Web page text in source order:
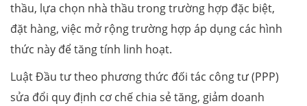
thầu, lựa chọn nhà thầu trong trường hợp đặc biệt,
đặt hàng, việc mở rộng trường hợp áp dụng các hình
thức này để tăng tính linh hoạt.
Luật Đầu tư theo phương thức đối tác công tư (PPP)
sửa đổi quy định cơ chế chia sẻ tăng, giảm doanh